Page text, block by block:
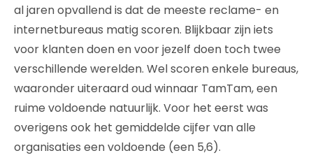
al jaren opvallend is dat de meeste reclame- en
internetbureaus matig scoren. Blijkbaar zijn iets
voor klanten doen en voor jezelf doen toch twee
verschillende werelden. Wel scoren enkele bureaus,
waaronder uiteraard oud winnaar TamTam, een
ruime voldoende natuurlijk. Voor het eerst was
overigens ook het gemiddelde cijfer van alle
organisaties een voldoende (een 5,6).